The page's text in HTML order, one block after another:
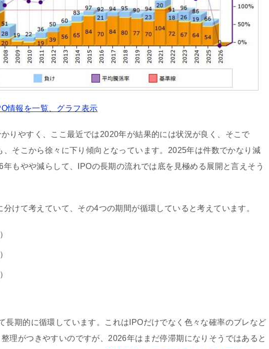
情報を一覧、グラフ表示
りやすく、ここ最近では2020年が結果的には状況が良く、そこで
そこから徐々に下り傾向となっています。2025年は件数でかなり減
もやや減らして、IPOの長期の流れでは底を見極める展開と言えそう
けて考えていて、その4つの期間が循環していると考えています。
長期的に循環しています。これはIPOだけでなく色々な確率のブレなど
理がつきやすいのですが、2026年はまだ停滞期になりそうではあると